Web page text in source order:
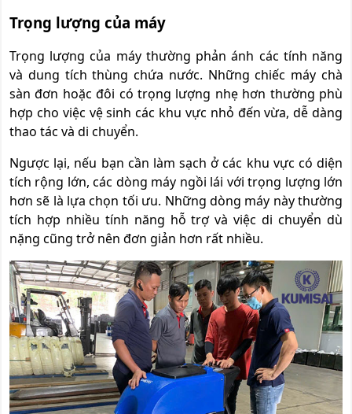
Trọng lượng của máy
Trọng lượng của máy thường phản ánh các tính năng
và dung tích thùng chứa nước. Những chiếc máy chà
sàn đơn hoặc đôi có trọng lượng nhẹ hơn thường phù
hợp cho việc vệ sinh các khu vực nhỏ đến vừa, dễ dàng
thao tác và di chuyển.
Ngược lại, nếu bạn cần làm sạch ở các khu vực có diện
tích rộng lớn, các dòng máy ngồi lái với trọng lượng lớn
hơn sẽ là lựa chọn tối ưu. Những dòng máy này thường
tích hợp nhiều tính năng hỗ trợ và việc di chuyển dù
nặng cũng trở nên đơn giản hơn rất nhiều.